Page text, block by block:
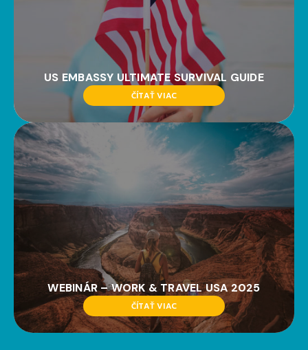
US EMBASSY ULTIMATE SURVIVAL GUIDE
ČÍTAŤ VIAC
WEBINÁR – WORK & TRAVEL USA 2025
ČÍTAŤ VIAC